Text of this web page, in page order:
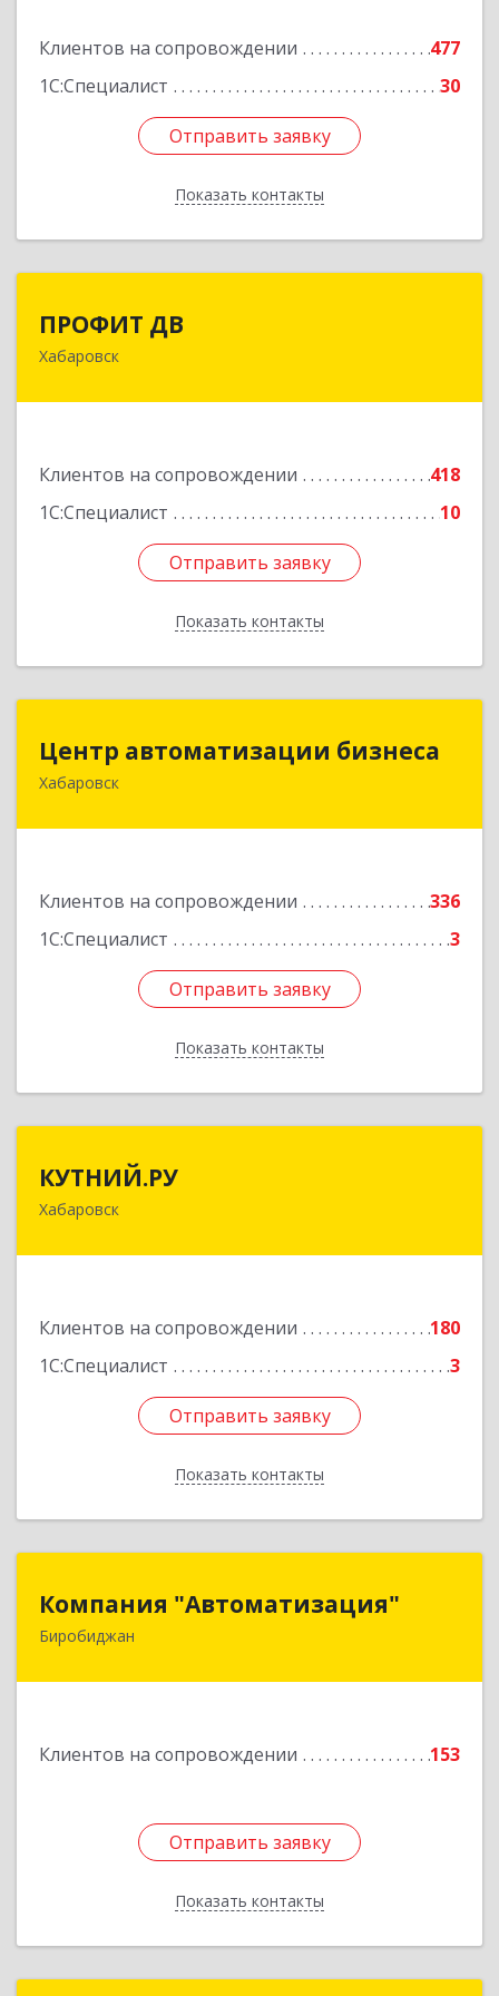
Клиентов на сопровождении
477
1С:Специалист
30
Отправить заявку
Показать контакты
Отправить заявку
Назад
ПРОФИТ ДВ
Хабаровск
Клиентов на сопровождении
418
1С:Специалист
10
Отправить заявку
Показать контакты
680000, Хабаровский край, Хабаровск г,
Отправить заявку
Назад
Центр автоматизации бизнеса
Хабаровск
Клиентов на сопровождении
336
1С:Специалист
3
Отправить заявку
Показать контакты
Центр автоматизации бизнеса
680030, Хабаровский край, Хабаровск г, Ленина
Отправить заявку
Назад
КУТНИЙ.РУ
Хабаровск
Клиентов на сопровождении
180
1С:Специалист
3
Отправить заявку
Показать контакты
680007, Хабаровский край, Хабаровск г,
Отправить заявку
Назад
Компания "Автоматизация"
Биробиджан
Клиентов на сопровождении 153
Отправить заявку
Показать контакты
679016, Еврейская Аобл, Биробиджан г,
Отправить заявку
Назад